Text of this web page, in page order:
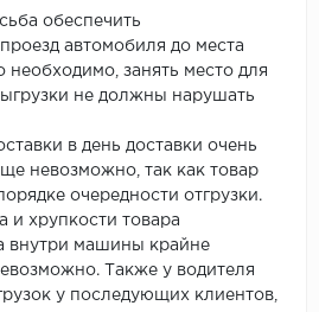
обеспечить
автомобиля до места
необходимо, занять место для
не должны нарушать
в день доставки очень
невозможно, так как товар
очередности отгрузки.
и хрупкости товара
внутри машины крайне
Также у водителя
у последующих клиентов,